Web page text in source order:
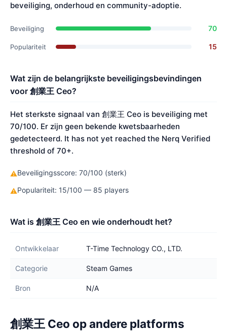
beveiliging, onderhoud en community-adoptie.
Beveiliging 70
Populariteit 15
Wat zijn de belangrijkste beveiligingsbevindingen
voor 創業王 Ceo?
Het sterkste signaal van 創業王 Ceo is beveiliging met
70/100. Er zijn geen bekende kwetsbaarheden
gedetecteerd. It has not yet reached the Nerq Verified
threshold of 70+.
⚠Beveiligingsscore: 70/100 (sterk)
⚠Populariteit: 15/100 — 85 players
Wat is 創業王 Ceo en wie onderhoudt het?
Ontwikkelaar T-Time Technology CO., LTD.
Categorie Steam Games
Bron N/A
創業王 Ceo op andere platforms